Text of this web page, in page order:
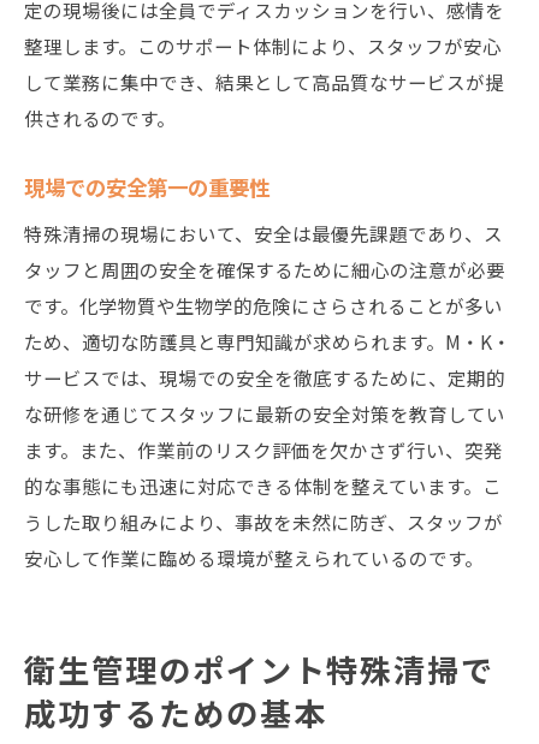
定の現場後には全員でディスカッションを行い、感情を
整理します。このサポート体制により、スタッフが安心
して業務に集中でき、結果として高品質なサービスが提
供されるのです。
現場での安全第一の重要性
特殊清掃の現場において、安全は最優先課題であり、ス
タッフと周囲の安全を確保するために細心の注意が必要
です。化学物質や生物学的危険にさらされることが多い
ため、適切な防護具と専門知識が求められます。M・K・
サービスでは、現場での安全を徹底するために、定期的
な研修を通じてスタッフに最新の安全対策を教育してい
ます。また、作業前のリスク評価を欠かさず行い、突発
的な事態にも迅速に対応できる体制を整えています。こ
うした取り組みにより、事故を未然に防ぎ、スタッフが
安心して作業に臨める環境が整えられているのです。
衛生管理のポイント特殊清掃で
成功するための基本